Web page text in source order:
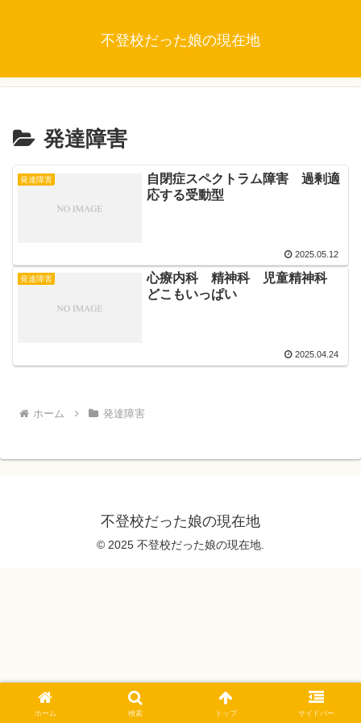
不登校だった娘の現在地
発達障害
発達障害
自閉症スペクトラム障害 過剰適
応する受動型
2025.05.12
発達障害
心療内科 精神科 児童精神科
どこもいっぱい
2025.04.24
ホーム 発達障害
不登校だった娘の現在地
© 2025 不登校だった娘の現在地.
ホーム 検索 トップ サイドバー